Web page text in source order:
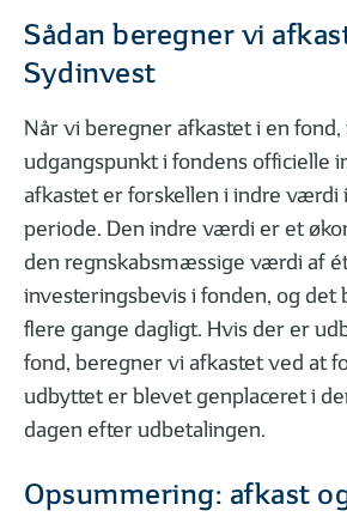
Sådan beregner vi
Sydinvest
Når vi beregner afkastet i en
udgangspunkt i fondens officielle
afkastet er forskellen i indre værdi
periode. Den indre værdi er et
den regnskabsmæssige værdi af
investeringsbevis i fonden, og det
flere gange dagligt. Hvis der er
fond, beregner vi afkastet ved at
udbyttet er blevet genplaceret i
dagen efter udbetalingen.
Opsummering: afkast